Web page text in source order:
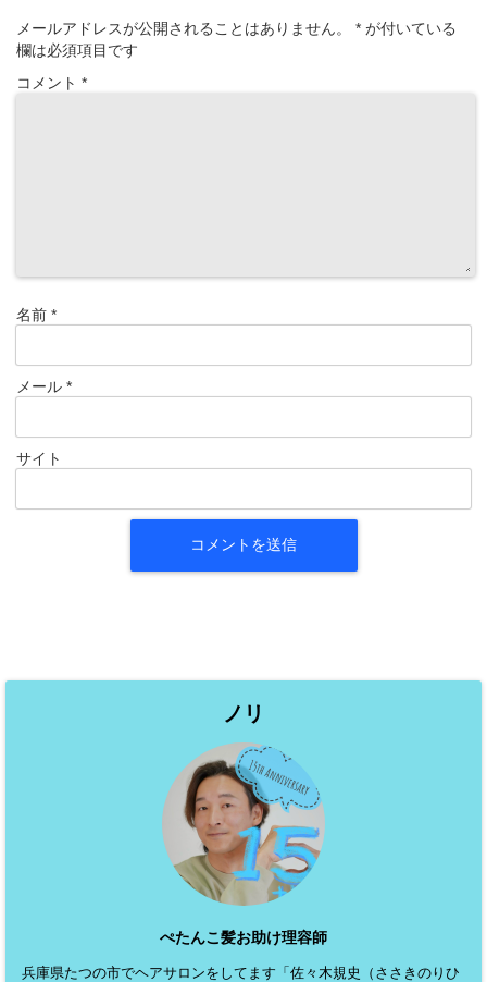
メールアドレスが公開されることはありません。 * が付いている
欄は必須項目です
コメント *
名前 *
メール *
サイト
ノリ
ぺたんこ髪お助け理容師
兵庫県たつの市でヘアサロンをしてます「佐々木規史（ささきのりひ